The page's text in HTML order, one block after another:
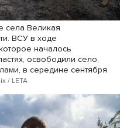
села Великая
ВСУ в ходе
началось
освободили село,
в середине сентября
/ LETA